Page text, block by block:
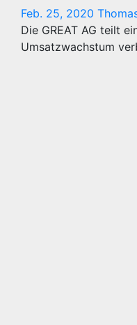
Feb. 25, 2020
Die GREAT AG teilt
Umsatzwachstum